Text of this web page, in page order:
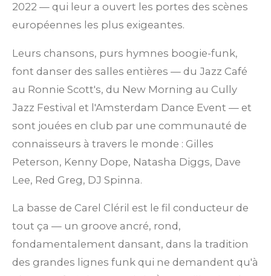
2022 — qui leur a ouvert les portes des scènes
européennes les plus exigeantes.
Leurs chansons, purs hymnes boogie-funk,
font danser des salles entières — du Jazz Café
au Ronnie Scott's, du New Morning au Cully
Jazz Festival et l'Amsterdam Dance Event — et
sont jouées en club par une communauté de
connaisseurs à travers le monde : Gilles
Peterson, Kenny Dope, Natasha Diggs, Dave
Lee, Red Greg, DJ Spinna.
La basse de Carel Cléril est le fil conducteur de
tout ça — un groove ancré, rond,
fondamentalement dansant, dans la tradition
des grandes lignes funk qui ne demandent qu'à